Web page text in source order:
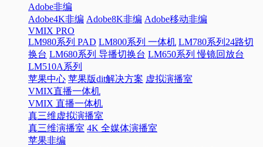
Adobe非编
Adobe4K非编 Adobe8K非编 Adobe移动非编
VMIX PRO
LM980系列 PAD LM800系列 一体机 LM780系列24路切
换台 LM680系列 导播切换台 LM650系列 慢镜回放台
LM510A系列
苹果中心 苹果版dit解决方案 虚拟演播室
VMIX直播一体机
VMIX 直播一体机
真三维虚拟演播室
真三维演播室 4K 全媒体演播室
苹果非编